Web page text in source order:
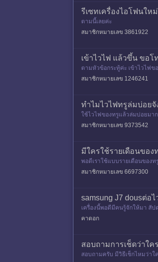
รีเซทเครื่องไอโฟนใ
ตามนี้เลยค่ะ
สมาชิกหมายเลข 3861922
เข้าไวไฟ แล้วขึ้น ขอ
ตามหัวข้อกระทู้ค่ะ เข้าไวไฟข
สมาชิกหมายเลข 1246241
ทำไมไวไฟทรูล่มบ่อยจั
ใช้ไวไฟของทรูแล้วล่มบ่อยมา
สมาชิกหมายเลข 9373542
มีใครใช้รายเดือนของ
พอดีเราใช้แบบรายเดือนของ
ดสัญญาณแต่พอจ่ายแล้วเ
สมาชิกหมายเลข 6697300
samsung J7 dousต่อ
เครื่องนี้พอดีมีคนรู้จักให้มา สั
ด
คาดอก
สอบถามการเช็ดว่าใค
สอบถามครับ มีวิธีเช็กไหมว่าใ